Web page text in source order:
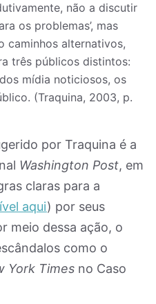
não a discutir
os problemas’, mas
caminhos alternativos,
três públicos distintos:
mídia noticiosos, os
(Traquina, 2003, p.
por Traquina é a
Washington Post, em
claras para a
aqui) por seus
meio dessa ação, o
como o
York Times no Caso